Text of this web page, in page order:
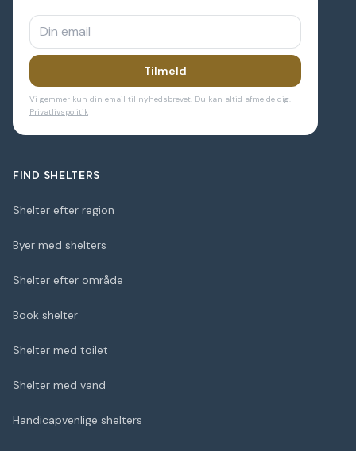
Tilmeld
Vi gemmer kun din email til nyhedsbrevet. Du kan altid afmelde dig.
Privatlivspolitik
FIND SHELTERS
Shelter efter region
Byer med shelters
Shelter efter område
Book shelter
Shelter med toilet
Shelter med vand
Handicapvenlige shelters